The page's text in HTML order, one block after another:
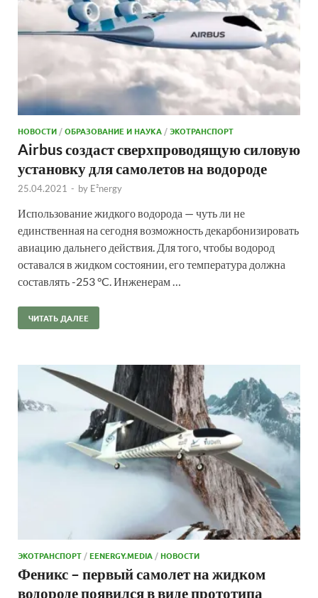
НОВОСТИ /ОБРАЗОВАНИЕ И НАУКА /ЭКОТРАНСПОРТ
Airbus создаст сверхпроводящую силовую
установку для самолетов на водороде
25.04.2021 - by E²nergy
Использование жидкого водорода — чуть ли не
единственная на сегодня возможность декарбонизировать
авиацию дальнего действия. Для того, чтобы водород
оставался в жидком состоянии, его температура должна
составлять -253 °C. Инженерам …
ЧИТАТЬ ДАЛЕЕ
ЭКОТРАНСПОРТ /EENERGY.MEDIA /НОВОСТИ
Феникс – первый самолет на жидком
водороде появился в виде прототипа